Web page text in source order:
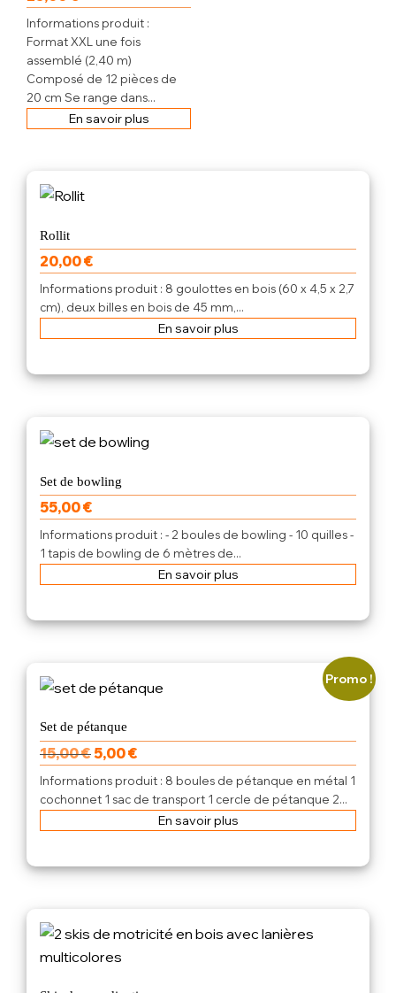
Informations produit :
Format XXL une fois
assemblé (2,40 m)
Composé de 12 pièces de
20 cm Se range dans...
En savoir plus
Rollit
20,00€
Informations produit : 8 goulottes en bois (60 x 4,5 x 2,7
cm), deux billes en bois de 45 mm,...
En savoir plus
Set de bowling
55,00€
Informations produit : - 2 boules de bowling - 10 quilles -
1 tapis de bowling de 6 mètres de...
En savoir plus
Promo !
Set de pétanque
15,00€ 5,00€
Informations produit : 8 boules de pétanque en métal 1
cochonnet 1 sac de transport 1 cercle de pétanque 2...
En savoir plus